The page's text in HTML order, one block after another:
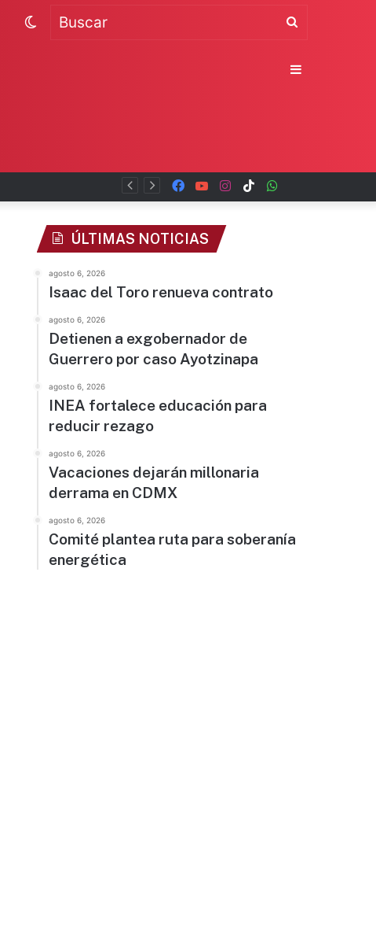
TikTok
Instagram
YouTube
Facebook
Switch
ÚLTIMAS NOTICIAS
agosto 6, 2026
Isaac del Toro renueva contrato
agosto 6, 2026
Detienen a exgobernador de
Guerrero por caso Ayotzinapa
agosto 6, 2026
INEA fortalece educación para
reducir rezago
agosto 6, 2026
Vacaciones dejarán millonaria
derrama en CDMX
agosto 6, 2026
Comité plantea ruta para soberanía
energética